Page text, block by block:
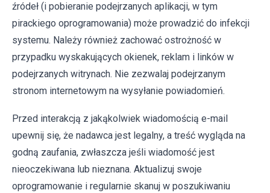
źródeł (i pobieranie podejrzanych aplikacji, w tym
pirackiego oprogramowania) może prowadzić do infekcji
systemu. Należy również zachować ostrożność w
przypadku wyskakujących okienek, reklam i linków w
podejrzanych witrynach. Nie zezwalaj podejrzanym
stronom internetowym na wysyłanie powiadomień.
Przed interakcją z jakąkolwiek wiadomością e-mail
upewnij się, że nadawca jest legalny, a treść wygląda na
godną zaufania, zwłaszcza jeśli wiadomość jest
nieoczekiwana lub nieznana. Aktualizuj swoje
oprogramowanie i regularnie skanuj w poszukiwaniu